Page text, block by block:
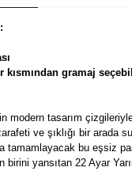
kısmından gramaj
modern tasarım
ve şıklığı bir arada
tamamlayacak bu eşsiz
birini yansıtan 22 Ayar